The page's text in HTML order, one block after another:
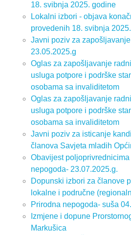
18. svibnja 2025. godine
Lokalni izbori - objava
provedenih 18. svibnja
Javni poziv za
23.05.2025.g
Oglas za zapošljavanje
usluga potpore i podrške
osobama sa invaliditetom
Oglas za zapošljavanje
usluga potpore i podrške
osobama sa invaliditetom
Javni poziv za isticanje
članova Savjeta mladih
Obavijest
nepogoda- 23.07.2025.g.
Dopunski izbori za članove
lokalne i područne
Prirodna nepogoda- suša
Izmjene i dopune
Markušica